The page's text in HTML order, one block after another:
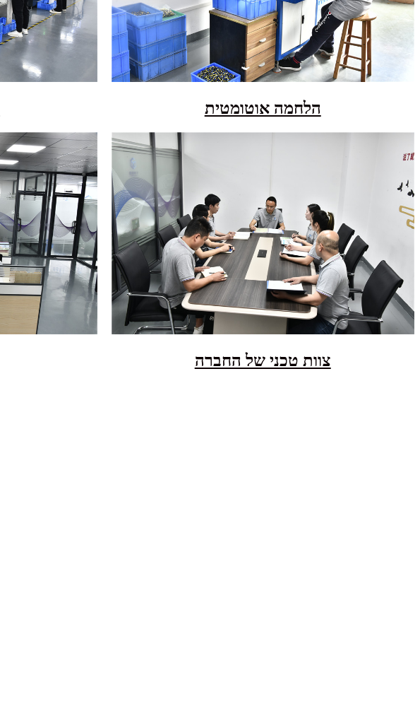
הלחמה אוטומטית
צוות טכני של החברה